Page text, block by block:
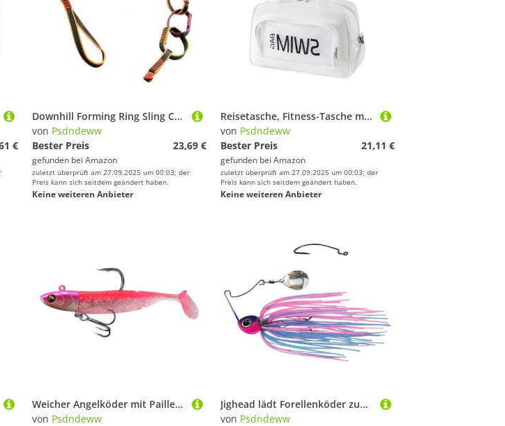
Bälle von Psdndeww Springseile von Psdndeww Boards von Psdndeww
Gewichte von Psdndeww Kampfsportausrüstung von Psdndeww
€
Downhill Forming Ring Sling Chain Rope Nylon Gurtband Sling Sicherheitsring Kette Seil Outdoor Kletterausrüstung Langlebig
von Psdndeww
Bester Preis
23,69 €
gefunden bei Amazon
zuletzt überprüft am 27.09.2025 um 00:03; der
Preis kann sich seitdem geändert haben.
Keine weiteren Anbieter
Reisetasche, Fitness-Tasche mit Schuhfach, Fitnessstudio, Sport, große Kapazität, Schwimmen, Training, Wochenender, Gepäck, Fitnessstudio, Fitness mit Trocken- und Nass-Trennung, weiß, Mass Beauty
von Psdndeww
Bester Preis
21,11 €
gefunden bei Amazon
zuletzt überprüft am 27.09.2025 um 00:03; der
Preis kann sich seitdem geändert haben.
Keine weiteren Anbieter
Weicher Angelköder mit Pailletten und Dreifachhaken mit Kunstködern mit Wobbler
von Psdndeww
Jighead lädt Forellenköder zum Angeln ein, Angelhaken für Schwimmköder
von Psdndeww